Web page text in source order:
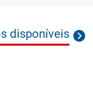
disponíveis